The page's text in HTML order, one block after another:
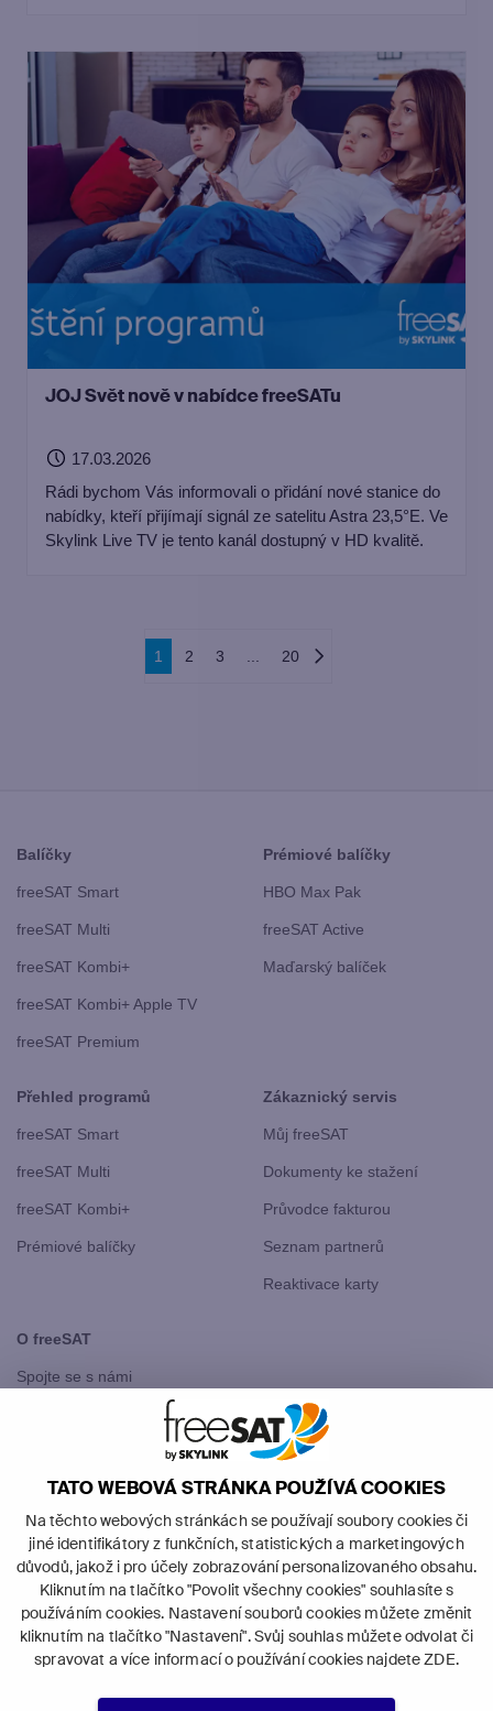
TATO WEBOVÁ STRÁNKA POUŽÍVÁ COOKIES
Na těchto webových stránkách se používají soubory cookies či
jiné identifikátory z funkčních, statistických a marketingových
důvodů, jakož i pro účely zobrazování personalizovaného obsahu.
Kliknutím na tlačítko "Povolit všechny cookies" souhlasíte s
používáním cookies. Nastavení souborů cookies můžete změnit
kliknutím na tlačítko "Nastavení". Svůj souhlas můžete odvolat či
spravovat a více informací o používání cookies najdeteZDE.
JOJ Svět nově v nabídce freeSATu
17.03.2026
Rádi bychom Vás informovali o přidání nové stanice do
nabídky, kteří přijímají signál ze satelitu Astra 23,5°E. Ve
Skylink Live TV je tento kanál dostupný v HD kvalitě.
1 2 3 20
Balíčky
freeSAT Smart
freeSAT Multi
freeSAT Kombi+
freeSAT Kombi+ Apple TV
freeSAT Premium
Prémiové balíčky
HBO Max Pak
freeSAT Active
Maďarský balíček
Přehled programů
freeSAT Smart
freeSAT Multi
freeSAT Kombi+
Prémiové balíčky
Zákaznický servis
Můj freeSAT
Dokumenty ke stažení
Průvodce fakturou
Seznam partnerů
Reaktivace karty
O freeSAT
Spojte se s námi
© 2026 Canal+ Luxembourg S. à r.l. -
všechna práva vyhrazena.
freeSAT je obchodní značka používaná
pod licencí Canal+ Luxembourg S. à r.l.